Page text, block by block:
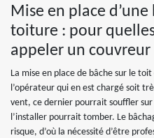
Mise en place
toiture : pour
appeler un couvreur
La mise en place de bâche sur le
l’opérateur qui en est chargé soit
vent, ce dernier pourrait souffler
l’installer pourrait tomber. Le
risque, d’où la nécessité d’être